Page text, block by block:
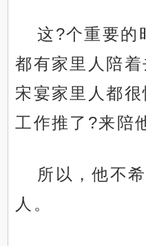
这?个重要的
都有家里人陪
宋宴家里人都
工作推了?来陪
所以，他不
人。